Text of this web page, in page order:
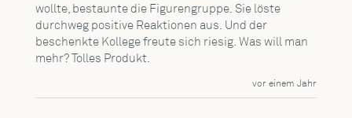
wollte, bestaunte die Figurengruppe. Sie löste
durchweg positive Reaktionen aus. Und der
beschenkte Kollege freute sich riesig. Was will man
mehr? Tolles Produkt.
vor einem Jahr